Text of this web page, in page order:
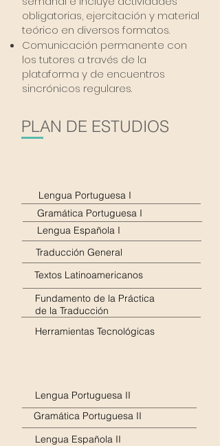
obligatorias, ejercitación y material
teórico en diversos formatos.
Comunicación permanente con
los tutores a través de la
plataforma y de encuentros
sincrónicos regulares.
PLAN DE ESTUDIOS
Lengua Portuguesa I
Gramática Portuguesa I
Lengua Española I
Traducción General
Textos Latinoamericanos
Fundamento de la Práctica
de la Traducción
Herramientas Tecnológicas
Lengua Portuguesa II
Gramática Portuguesa II
Lengua Española II